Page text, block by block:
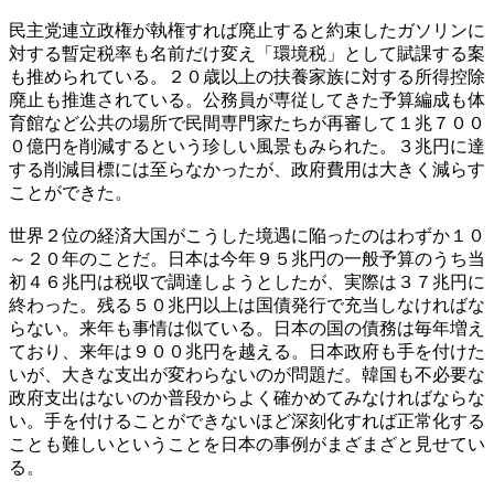
民主党連立政権が執権すれば廃止すると約束したガソリンに
対する暫定税率も名前だけ変え「環境税」として賦課する案
も推められている。２０歳以上の扶養家族に対する所得控除
廃止も推進されている。公務員が専従してきた予算編成も体
育館など公共の場所で民間専門家たちが再審して１兆７００
０億円を削減するという珍しい風景もみられた。３兆円に達
する削減目標には至らなかったが、政府費用は大きく減らす
ことができた。
世界２位の経済大国がこうした境遇に陥ったのはわずか１０
～２０年のことだ。日本は今年９５兆円の一般予算のうち当
初４６兆円は税収で調達しようとしたが、実際は３７兆円に
終わった。残る５０兆円以上は国債発行で充当しなければな
らない。来年も事情は似ている。日本の国の債務は毎年増え
ており、来年は９００兆円を越える。日本政府も手を付けた
いが、大きな支出が変わらないのが問題だ。韓国も不必要な
政府支出はないのか普段からよく確かめてみなければならな
い。手を付けることができないほど深刻化すれば正常化する
ことも難しいということを日本の事例がまざまざと見せてい
る。